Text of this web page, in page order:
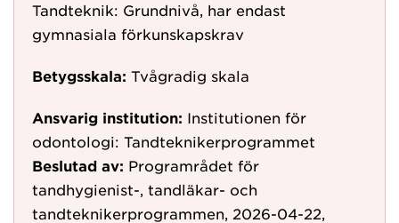
Tandteknik: Grundnivå, har endast
gymnasiala förkunskapskrav
Betygsskala: Tvågradig skala
Ansvarig institution: Institutionen för
odontologi: Tandteknikerprogrammet
Beslutad av: Programrådet för
tandhygienist-, tandläkar- och
tandteknikerprogrammen, 2026-04-22,